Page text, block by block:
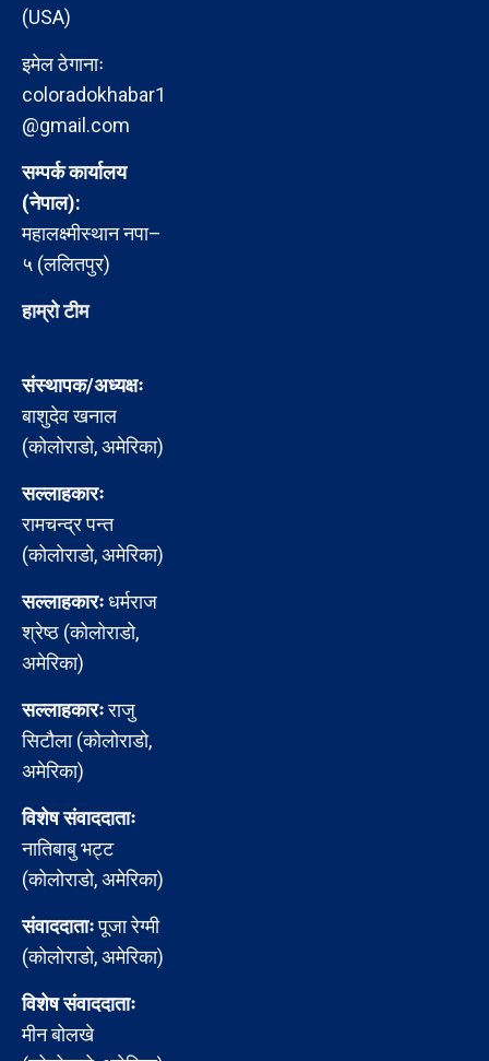
(USA)
इमेल ठेगानाः
coloradokhabar1
@gmail.com
सम्पर्क कार्यालय
(नेपाल):
महालक्ष्मीस्थान नपा–
५ (ललितपुर)
हाम्रो टीम
संस्थापक/अध्यक्षः
बाशुदेव खनाल
(कोलोराडो, अमेरिका)
सल्लाहकारः
रामचन्द्र पन्त
(कोलोराडो, अमेरिका)
सल्लाहकारःधर्मराज
श्रेष्ठ (कोलोराडो,
अमेरिका)
सल्लाहकारःराजु
सिटौला (कोलोराडो,
अमेरिका)
विशेष संवाददाताः
नातिबाबु भट्ट
(कोलोराडो, अमेरिका)
संवाददाताःपूजा रेग्मी
(कोलोराडो, अमेरिका)
विशेष संवाददाताः
मीन बोलखे